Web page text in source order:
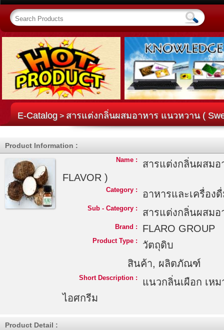
E-Catalog>สารแต่งกลิ่นผสมอาหาร แนวหวาน (
Product Information :
Name :
สารแต่งกลิ่นผสมอ
FLAVOR )
Category : อาหารและเครื่อง
Sub - Category : สารแต่งกลิ่นผสมอ
Brand : FLARO GROUP
Product Type :
วัตถุดิบ
สินค้า, ผลิตภัณฑ์
Short Description :
แนวกลิ่นเผือก เห
ไอศกรีม
Product Detail :